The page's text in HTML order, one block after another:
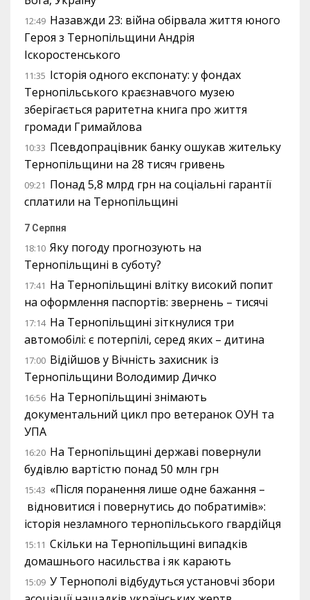
12:49 Назавжди 23: війна обірвала життя юного
Героя з Тернопільщини Андрія
Іскоростенського
11:35 Історія одного експонату: у фондах
Тернопільського краєзнавчого музею
зберігається раритетна книга про життя
громади Гримайлова
10:33 Псевдопрацівник банку ошукав жительку
Тернопільщини на 28 тисяч гривень
09:21 Понад 5,8 млрд грн на соціальні гарантії
сплатили на Тернопільщині
7 Серпня
18:10 Яку погоду прогнозують на
Тернопільщині в суботу?
17:41 На Тернопільщині влітку високий попит
на оформлення паспортів: звернень – тисячі
17:14 На Тернопільщині зіткнулися три
автомобілі: є потерпілі, серед яких – дитина
17:00 Відійшов у Вічність захисник із
Тернопільщини Володимир Дичко
16:56 На Тернопільщині знімають
документальний цикл про ветеранок ОУН та
УПА
16:20 На Тернопільщині державі повернули
будівлю вартістю понад 50 млн грн
15:43 «Після поранення лише одне бажання –
відновитися і повернутись до побратимів»:
історія незламного тернопільського гвардійця
15:11 Скільки на Тернопільщині випадків
домашнього насильства і як карають
15:09 У Тернополі відбудуться установчі збори